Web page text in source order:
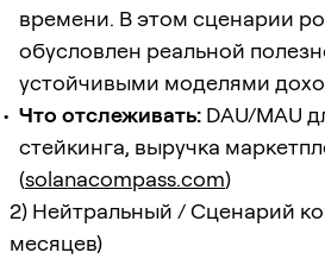
времени. В этом сценарии
обусловлен реальной
устойчивыми моделями
Что отслеживать: DAU/MAU
стейкинга, выручка
(solanacompass.com)
2) Нейтральный / Сценарий
месяцев)